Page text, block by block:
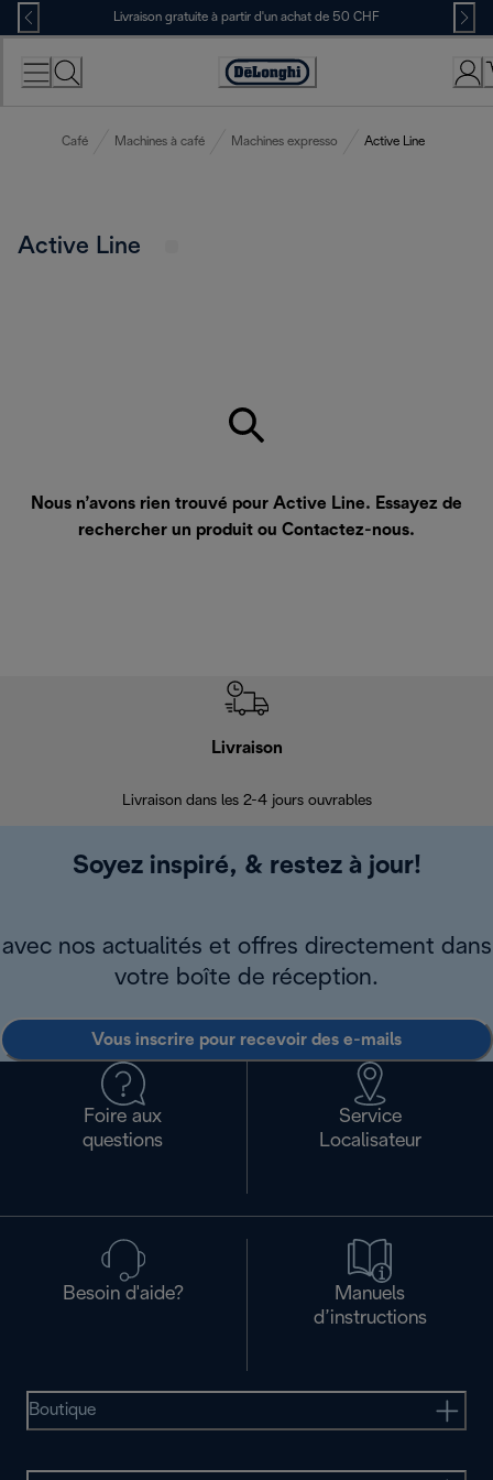
Skip
to
Content
Livraison gratuite à partir d'un achat de 50 CHF
Déclaration
Café Machines à café Machines expresso Active Line
Active Line
Nous n’avons rien trouvé pour Active Line. Essayez de
rechercher un produit ou Contactez-nous.
Livraison
Livraison dans les 2-4 jours ouvrables
Soyez inspiré, & restez à jour!
avec nos actualités et offres directement dans
votre boîte de réception.
Vous inscrire pour recevoir des e-mails
Foire aux
questions
Service
Localisateur
Besoin d'aide?
Manuels
d’instructions
Boutique